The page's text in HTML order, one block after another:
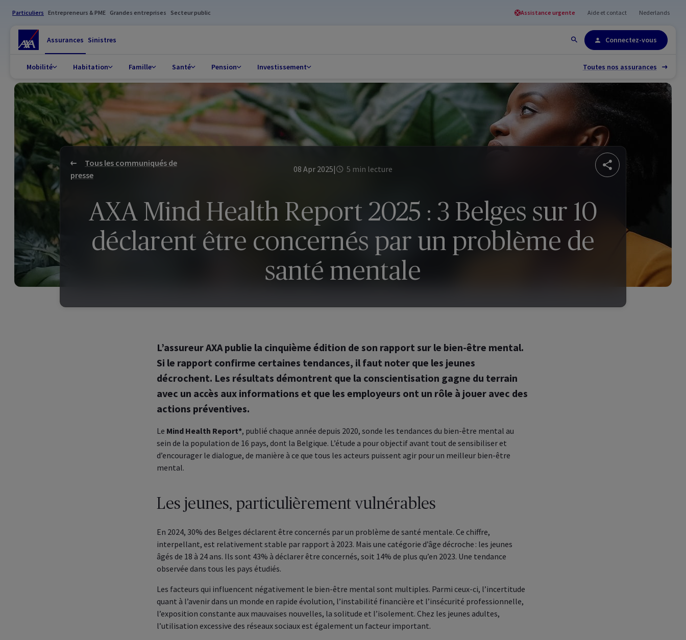
Particuliers Entrepreneurs & PME Grandes entreprises Secteur public Assistance urgente Aide et contact Nederlands
Assurances Sinistres Connectez-vous
Mobilité Habitation Famille Santé Pension Investissement Toutes nos assurances
Tous les communiqués de
presse
08 Apr 2025| 5 min lecture
AXA Mind Health Report 2025 : 3 Belges sur 10
déclarent être concernés par un problème de
santé mentale
L’assureur AXA publie la cinquième édition de son rapport sur le bien-être mental.
Si le rapport confirme certaines tendances, il faut noter que les jeunes
décrochent. Les résultats démontrent que la conscientisation gagne du terrain
avec un accès aux informations et que les employeurs ont un rôle à jouer avec des
actions préventives.
Le Mind Health Report*, publié chaque année depuis 2020, sonde les tendances du bien-être mental au
sein de la population de 16 pays, dont la Belgique. L’étude a pour objectif avant tout de sensibiliser et
d’encourager le dialogue, de manière à ce que tous les acteurs puissent agir pour un meilleur bien-être
mental.
Les jeunes, particulièrement vulnérables
En 2024, 30% des Belges déclarent être concernés par un problème de santé mentale. Ce chiffre,
interpellant, est relativement stable par rapport à 2023. Mais une catégorie d’âge décroche : les jeunes
âgés de 18 à 24 ans. Ils sont 43% à déclarer être concernés, soit 14% de plus qu’en 2023. Une tendance
observée dans tous les pays étudiés.
Les facteurs qui influencent négativement le bien-être mental sont multiples. Parmi ceux-ci, l’incertitude
quant à l’avenir dans un monde en rapide évolution, l’instabilité financière et l’insécurité professionnelle,
l’exposition constante aux mauvaises nouvelles, la solitude et l’isolement. Chez les jeunes adultes,
l’utilisation excessive des réseaux sociaux est également un facteur important.